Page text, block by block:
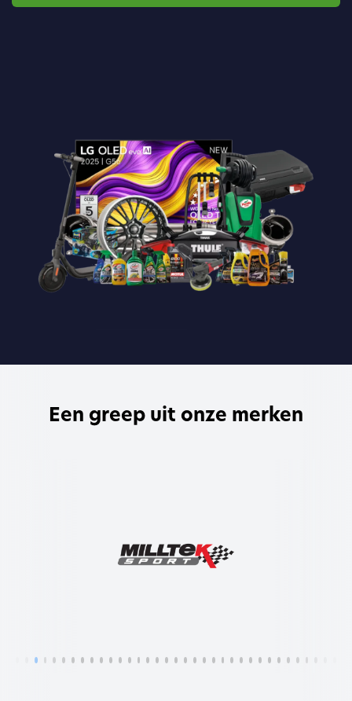
Een greep uit onze merken